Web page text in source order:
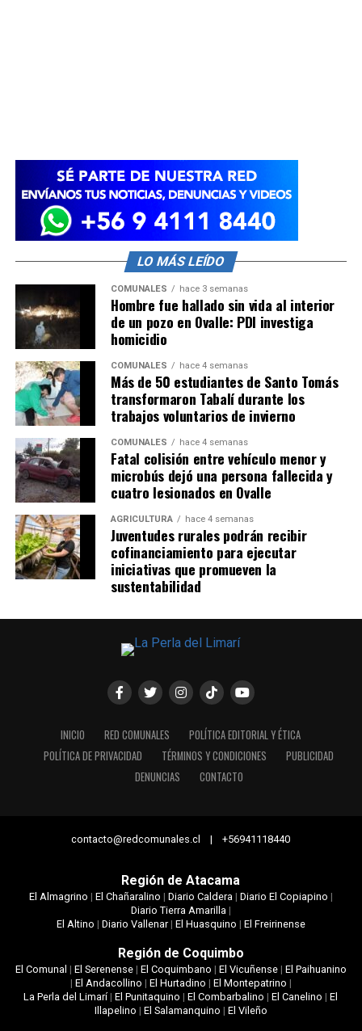
LO MÁS LEÍDO
COMUNALES hace 3 semanas
Hombre fue hallado sin vida al interior
de un pozo en Ovalle: PDI investiga
homicidio
COMUNALES hace 4 semanas
Más de 50 estudiantes de Santo Tomás
transformaron Tabalí durante los
trabajos voluntarios de invierno
COMUNALES hace 4 semanas
Fatal colisión entre vehículo menor y
microbús dejó una persona fallecida y
cuatro lesionados en Ovalle
AGRICULTURA hace 4 semanas
Juventudes rurales podrán recibir
cofinanciamiento para ejecutar
iniciativas que promueven la
sustentabilidad
INICIO RED COMUNALES
POLÍTICA EDITORIAL Y ÉTICA
POLÍTICA DE PRIVACIDAD
TÉRMINOS Y CONDICIONES
PUBLICIDAD
DENUNCIAS
CONTACTO
contacto@redcomunales.cl | +56941118440
Región de Atacama
El Almagrino | El Chañaralino | Diario Caldera| Diario El Copiapino |
Diario Tierra Amarilla|
El Altino | Diario Vallenar| El Huasquino | El Freirinense
Región de Coquimbo
El Comunal | El Serenense| El Coquimbano | El Vicuñense| El Paihuanino
| El Andacollino | El Hurtadino | El Montepatrino |
La Perla del Limarí|El Punitaquino |El Combarbalino |El Canelino |El
Illapelino | El Salamanquino | El Vileño